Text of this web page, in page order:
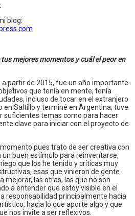
blog:
mejores momentos y cuál el peor en
a partir de 2015, fue un año importante
que tenía en mente, tenía
incluso de tocar en el extranjero
en Saltillo y terminé en Argentina; tuve
suficientes temas como para hacer
clave para iniciar con el proyecto de
pues trato de ser creativa con
buen estímulo para reinventarse,
que los he tenido y críticas muy
esas que vinieron de gente
mejorar, las otras, las que no son
a entender que estoy visible en el
responsabilidad principalmente hacia
hacia lo que aporte algo y que
nos invite a ser reflexivos.